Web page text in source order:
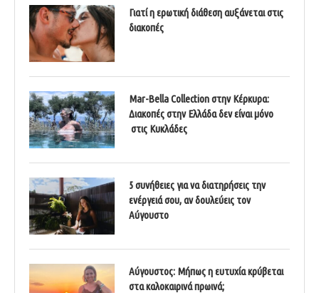
Γιατί η ερωτική διάθεση αυξάνεται στις
διακοπές
Mar-Bella Collection στην Κέρκυρα:
Διακοπές στην Ελλάδα δεν είναι μόνο
στις Κυκλάδες
5 συνήθειες για να διατηρήσεις την
ενέργειά σου, αν δουλεύεις τον
Αύγουστο
Αύγουστος: Μήπως η ευτυχία κρύβεται
στα καλοκαιρινά πρωινά;